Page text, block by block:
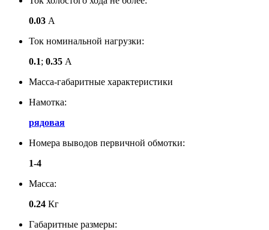
0.03 А
Ток номинальной нагрузки:
0.1; 0.35 А
Масса-габаритные характеристики
Намотка:
рядовая
Номера выводов первичной обмотки:
1-4
Масса:
0.24 Кг
Габаритные размеры: